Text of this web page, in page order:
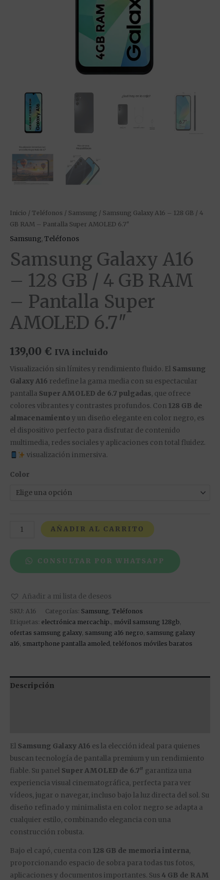
Inicio / Teléfonos / Samsung / Samsung Galaxy A16 – 128 GB / 4
GB RAM – Pantalla Super AMOLED 6.7″
Samsung, Teléfonos
Samsung Galaxy A16
– 128 GB / 4 GB RAM
– Pantalla Super
AMOLED 6.7″
139,00 € IVA incluido
Visualización sin límites y rendimiento fluido. El Samsung
Galaxy A16 redefine la gama media con su espectacular
pantalla Super AMOLED de 6.7 pulgadas, que ofrece
colores vibrantes y contrastes profundos. Con 128 GB de
almacenamiento y un diseño elegante en color negro, es
el dispositivo perfecto para disfrutar de contenido
multimedia, redes sociales y aplicaciones con total fluidez.
visualización inmersiva.
Color
AÑADIR AL CARRITO
CONSULTAR POR WHATSAPP
Añadir a mi lista de deseos
SKU: A16 Categorías: Samsung, Teléfonos
Etiquetas: electrónica mercachip., móvil samsung 128gb,
ofertas samsung galaxy, samsung a16 negro, samsung galaxy
a16, smartphone pantalla amoled, teléfonos móviles baratos
Descripción
El Samsung Galaxy A16 es la elección ideal para quienes
buscan tecnología de pantalla premium y un rendimiento
fiable. Su panel Super AMOLED de 6.7″ garantiza una
experiencia visual cinematográfica, perfecta para ver
vídeos, jugar o navegar, incluso bajo la luz directa del sol. Su
diseño refinado y minimalista en color negro se adapta a
cualquier estilo, combinando elegancia con una
construcción robusta.
Bajo el capó, cuenta con 128 GB de memoria interna,
proporcionando espacio de sobra para todas tus fotos,
aplicaciones y documentos importantes. Sus 4 GB de RAM